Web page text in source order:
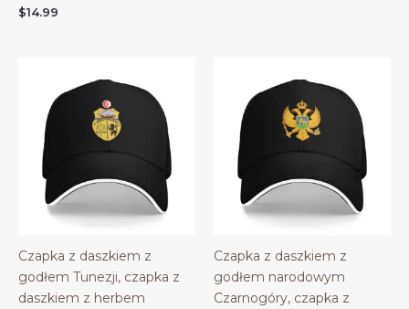
$14.99
Czapka z daszkiem z
godłem Tunezji, czapka z
daszkiem z herbem
Czapka z daszkiem z
godłem narodowym
Czarnogóry, czapka z